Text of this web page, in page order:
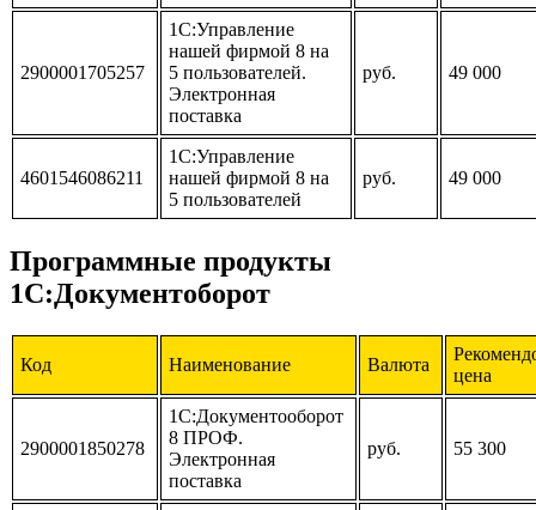
2900001705257
1С:Управление
нашей фирмой 8 на
5 пользователей.
Электронная
поставка
руб. 49 000
4601546086211
1С:Управление
нашей фирмой 8 на
5 пользователей
руб. 49 000
Программные продукты
1С:Документоборот
Код Наименование Валюта
цена
2900001850278
1С:Документооборот
8 ПРОФ.
Электронная
поставка
руб. 55 300